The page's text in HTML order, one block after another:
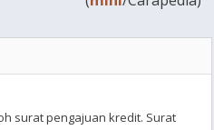
surat pengajuan kredit. Surat